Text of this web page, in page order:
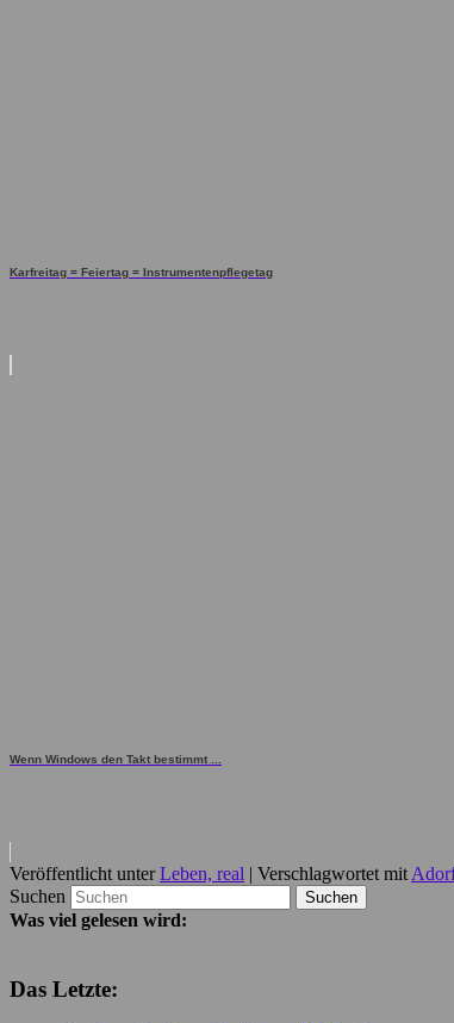
Karfreitag = Feiertag = Instrumentenpflegetag
Wenn Windows den Takt bestimmt ...
Veröffentlicht unter Leben, real | Verschlagwortet mit
Suchen
Was viel gelesen wird:
Das Letzte: